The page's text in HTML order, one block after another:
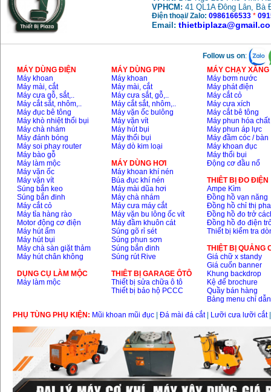
VPHCM: 41 QL1A Đông Lân, Bà
Điện thoại/ Zalo: 0986166533 *
Email:
Follow us on:
MÁY DÙNG ĐIỆN
Máy khoan
Máy mài, cắt
Máy cưa gỗ, sắt,..
Máy cắt sắt, nhôm,..
Máy đục bê tông
Máy khò nhiệt thổi bụi
Máy chà nhám
Máy đánh bóng
Máy soi phay router
Máy bào gỗ
Máy làm mộc
Máy vặn ốc
Máy vặn vít
Súng bắn keo
Súng bắn đinh
Máy cắt cỏ
Máy tỉa hàng rào
Motor động cơ điện
Máy hút ẩm
Máy hút bụi
Máy chà sàn giặt thảm
Máy hút chân không
DỤNG CỤ LÀM MỘC
Máy làm mộc
MÁY DÙNG PIN
Máy khoan
Máy mài, cắt
Máy cưa sắt, gỗ,..
Máy cắt sắt, nhôm,..
Máy vặn ốc bulông
Máy vặn vít
Máy hút bụi
Máy thổi bụi
Máy dò kim loại
MÁY DÙNG HƠI
Máy khoan khí nén
Búa đục khí nén
Máy mài dũa hơi
Máy chà nhám
Máy cưa máy cắt
Máy vặn bu lông ốc vít
Máy đầm khuôn cát
Súng gõ rỉ sét
Súng phun sơn
Súng bắn đinh
Súng rút Rive
THIÊT BỊ GARAGE ÔTÔ
Thiết bị sửa chữa ô tô
Thiết bị bảo hộ PCCC
MÁY CHẠY
Máy bơm nước
Máy phát điện
Máy cắt cỏ
Máy cưa xích
Máy cắt bê tông
Máy phun hóa chất
Máy phun áp lực
Máy đầm cóc / bàn
Máy khoan đục
Máy thổi bụi
Động cơ đầu nổ
THIÊT BỊ ĐO ĐIỆN
Ampe Kìm
Đồng hồ vạn năng
Đồng hồ chỉ thị pha
Đồng hồ đo trở
Đồng hồ đo điện
Thiết bị kiểm tra
THIỆT BỊ QUẢNG
Giá chữ x standy
Giá cuốn banner
Khung backdrop
Kệ để brochure
Quầy bán hàng
Bảng menu chỉ dẫn
PHỤ TÙNG PHỤ KIỆN: Mũi khoan mũi đục Đá mài đá cắt| Lưỡi cưa lưỡi cắt